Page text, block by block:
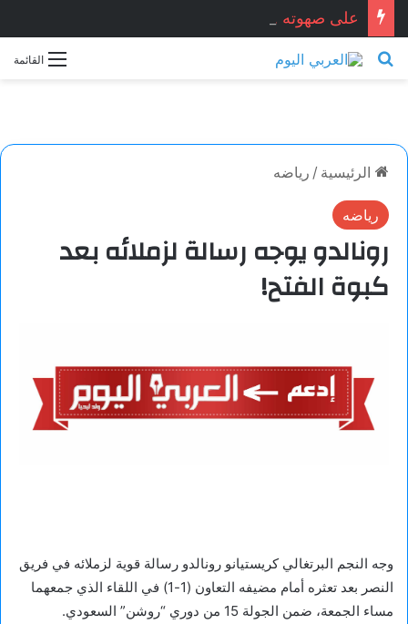
على صهوته . . . ميسون أسعد / سوريا
القائمة بحث عن
الرئيسية / رياضه
رياضه
رونالدو يوجه رسالة لزملائه بعد
كبوة الفتح!
وجه النجم البرتغالي كريستيانو رونالدو رسالة قوية لزملائه في فريق
النصر بعد تعثره أمام مضيفه التعاون (1-1) في اللقاء الذي جمعهما
مساء الجمعة، ضمن الجولة 15 من دوري “روشن” السعودي.